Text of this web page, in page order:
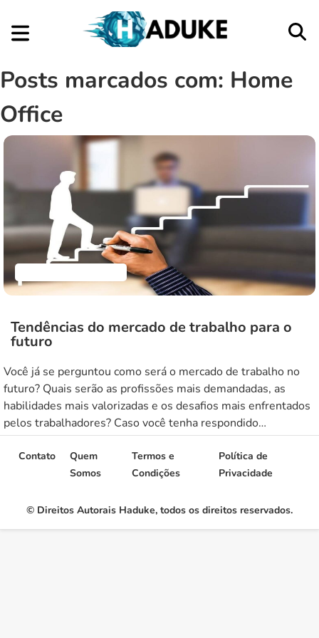
Posts marcados com: Home
Office
Tendências do mercado de trabalho para o
futuro
Você já se perguntou como será o mercado de trabalho no
futuro? Quais serão as profissões mais demandadas, as
habilidades mais valorizadas e os desafios mais enfrentados
pelos trabalhadores? Caso você tenha respondido
afirmativamente a alguma dessas questões, é fundamental
que esteja a par das tendências que dominarão o mercado de
trabalho nos próximos anos. […]
© Direitos Autorais Haduke, todos os direitos reservados.
Contato
Quem
Somos
Termos e
Condições
Política de
Privacidade